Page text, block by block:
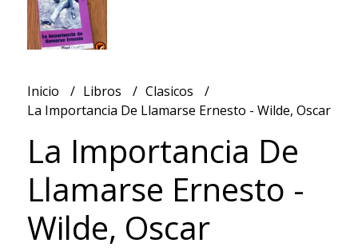
Inicio Libros
Clasicos
La Importancia De Llamarse Ernesto - Wilde, Oscar
La Importancia De
Llamarse Ernesto -
Wilde, Oscar